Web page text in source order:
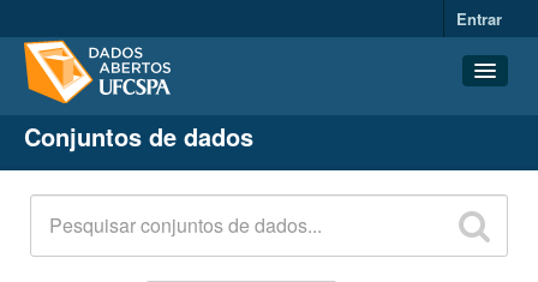
Entrar
Conjuntos de dados
Organizações
Grupos
Sobre
Conjuntos de dados